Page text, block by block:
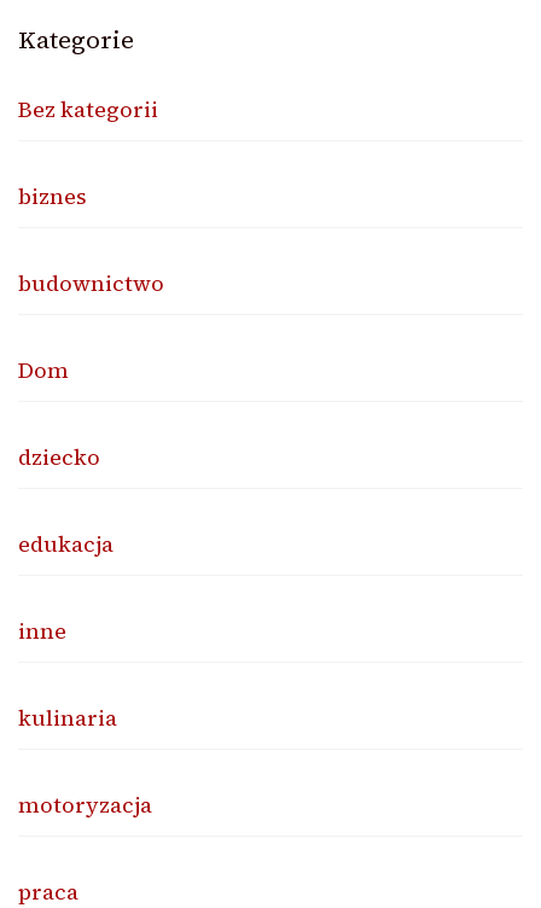
Kategorie
Bez kategorii
biznes
budownictwo
Dom
dziecko
edukacja
inne
kulinaria
motoryzacja
praca